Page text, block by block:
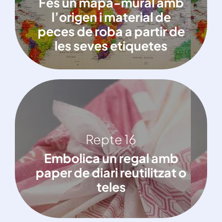
l’origen i material de
peces de roba a partir de
les seves etiquetes
material de peces de roba a partir de
les seves etiquetes
Repte 16
Embolica un regal amb
paper de diari reutilitzat o
teles
Repte 16
Embolica un regal amb paper de diari
reutilitzat o teles